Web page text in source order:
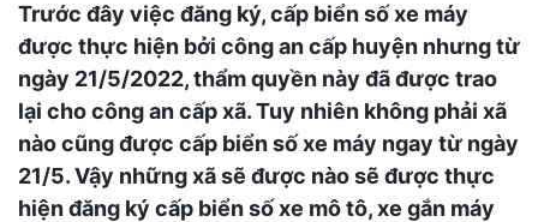
Trước đây việc đăng ký, cấp biển số xe máy
được thực hiện bởi công an cấp huyện nhưng từ
ngày 21/5/2022, thẩm quyền này đã được trao
lại cho công an cấp xã. Tuy nhiên không phải xã
nào cũng được cấp biển số xe máy ngay từ ngày
21/5. Vậy những xã sẽ được nào sẽ được thực
hiện đăng ký cấp biển số xe mô tô, xe gắn máy